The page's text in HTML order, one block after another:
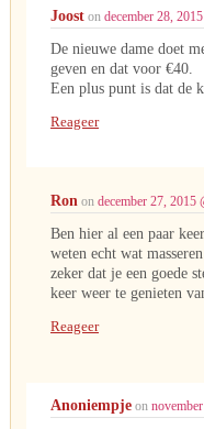
Joost on december 28,
De nieuwe dame doet
geven en dat voor €40.
Een plus punt is dat de
Reageer
Ron on december 27, 2015
Ben hier al een paar
weten echt wat
zeker dat je een goede
keer weer te genieten
Reageer
Anoniempje on